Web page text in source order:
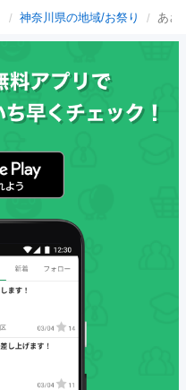
神奈川県の地域/お祭り あざ